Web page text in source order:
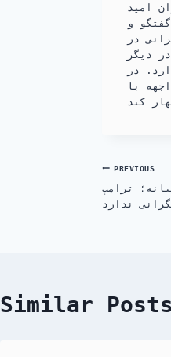
امید
و
در
دیگر
در
با
Post
PREVIOUS
ترامپ
ندارد
Similar Posts